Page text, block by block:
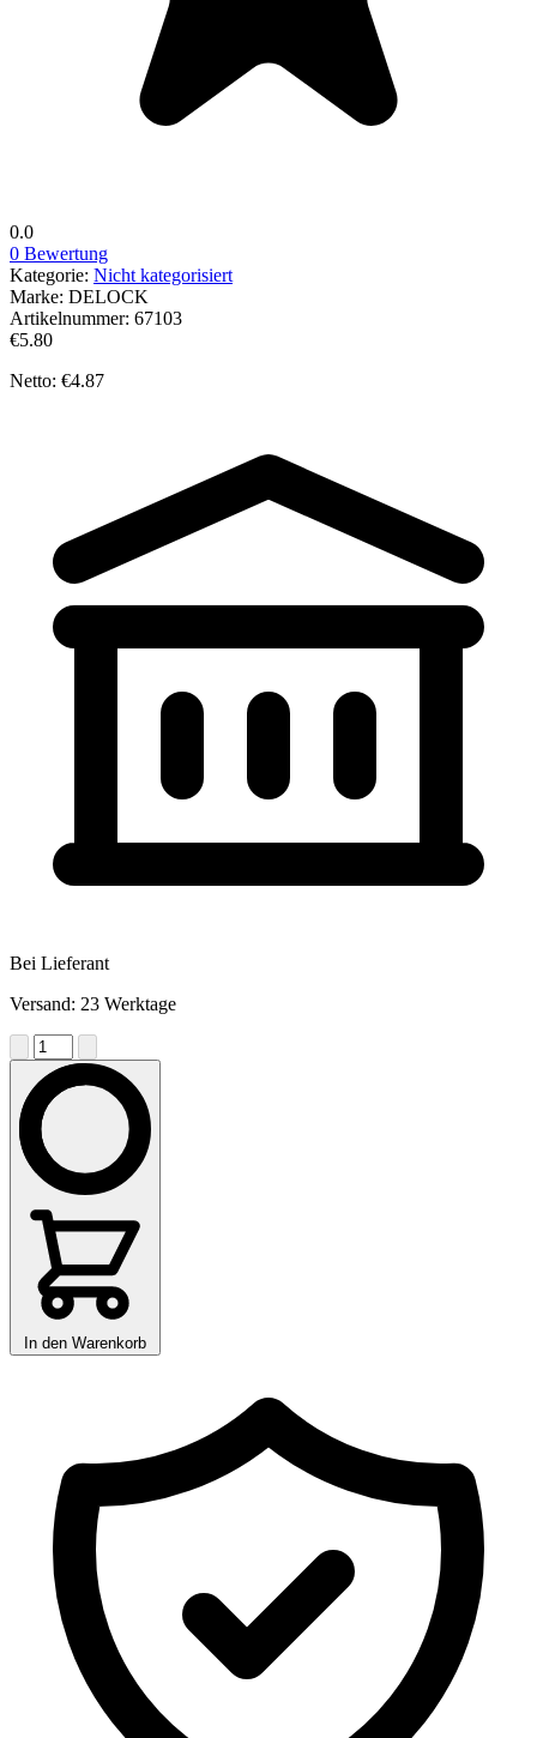
0.0
0 Bewertung
Kategorie: Nicht kategorisiert
Marke: DELOCK
Artikelnummer: 67103
€5.80
Netto: €4.87
Bei Lieferant
Versand: 23 Werktage
In den Warenkorb